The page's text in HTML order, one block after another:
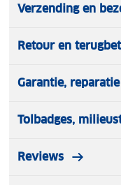
Verzending en
Retour en
Garantie,
Tolbadges,
Reviews